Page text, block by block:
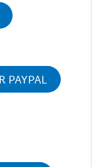
PAYPAL